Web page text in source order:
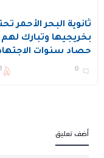
ثانوية البحر الأحمر
بخريجيها وتبارك لهم
حصاد سنوات
0
أضف تعليق